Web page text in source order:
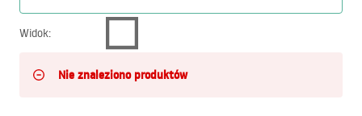
Widok:
Nie znaleziono produktów